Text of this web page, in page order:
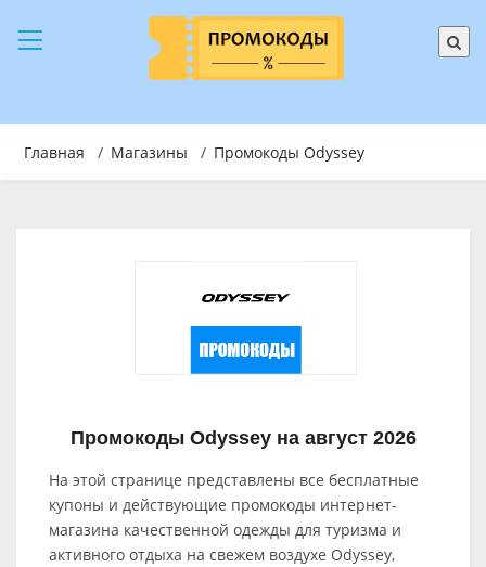
Главная / Магазины / Промокоды Odyssey
Промокоды Odyssey на август 2026
На этой странице представлены все бесплатные
купоны и действующие промокоды интернет-
магазина качественной одежды для туризма и
активного отдыха на свежем воздухе Odyssey,